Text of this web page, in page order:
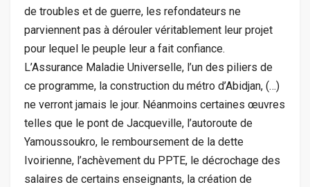
de troubles et de guerre, les refondateurs ne
parviennent pas à dérouler véritablement leur projet
pour lequel le peuple leur a fait confiance.
L’Assurance Maladie Universelle, l’un des piliers de
ce programme, la construction du métro d’Abidjan, (…)
ne verront jamais le jour. Néanmoins certaines œuvres
telles que le pont de Jacqueville, l’autoroute de
Yamoussoukro, le remboursement de la dette
Ivoirienne, l’achèvement du PPTE, le décrochage des
salaires de certains enseignants, la création de